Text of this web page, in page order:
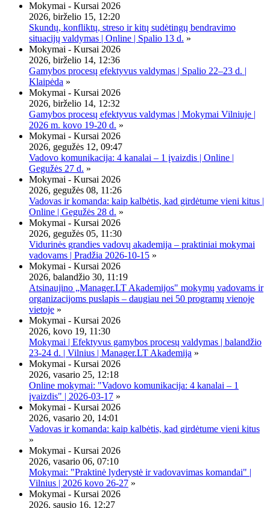
Mokymai - Kursai 2026
2026, birželio 15, 12:20
Skundų, konfliktų, streso ir kitų sudėtingų bendravimo
situacijų valdymas | Online | Spalio 13 d. »
Mokymai - Kursai 2026
2026, birželio 14, 12:36
Gamybos procesų efektyvus valdymas | Spalio 22–23 d. |
Klaipėda »
Mokymai - Kursai 2026
2026, birželio 14, 12:32
Gamybos procesų efektyvus valdymas | Mokymai Vilniuje |
2026 m. kovo 19-20 d. »
Mokymai - Kursai 2026
2026, gegužės 12, 09:47
Vadovo komunikacija: 4 kanalai – 1 įvaizdis | Online |
Gegužės 27 d. »
Mokymai - Kursai 2026
2026, gegužės 08, 11:26
Vadovas ir komanda: kaip kalbėtis, kad girdėtume vieni kitus |
Online | Gegužės 28 d. »
Mokymai - Kursai 2026
2026, gegužės 05, 11:30
Vidurinės grandies vadovų akademija – praktiniai mokymai
vadovams | Pradžia 2026-10-15 »
Mokymai - Kursai 2026
2026, balandžio 30, 11:19
Atsinaujino „Manager.LT Akademijos" mokymų vadovams ir
organizacijoms puslapis – daugiau nei 50 programų vienoje
vietoje »
Mokymai - Kursai 2026
2026, kovo 19, 11:30
Mokymai | Efektyvus gamybos procesų valdymas | balandžio
23-24 d. | Vilnius | Manager.LT Akademija »
Mokymai - Kursai 2026
2026, vasario 25, 12:18
Online mokymai: "Vadovo komunikacija: 4 kanalai – 1
įvaizdis" | 2026-03-17 »
Mokymai - Kursai 2026
2026, vasario 20, 14:01
Vadovas ir komanda: kaip kalbėtis, kad girdėtume vieni kitus
»
Mokymai - Kursai 2026
2026, vasario 06, 07:10
Mokymai: "Praktinė lyderystė ir vadovavimas komandai" |
Vilnius | 2026 kovo 26-27 »
Mokymai - Kursai 2026
2026, sausio 16, 12:27